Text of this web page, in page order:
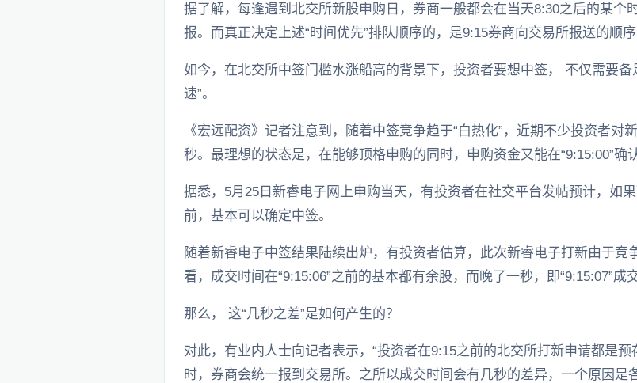
据了解，每逢遇到北交所新股申购日，券商一般都会在当天8:30之后的某个
报。而真正决定上述“时间优先”排队顺序的，是9:15券商向交易所报送的顺序
如今，在北交所中签门槛水涨船高的背景下，投资者要想中签， 不仅需要
速”。
《宏远配资》记者注意到，随着中签竞争趋于“白热化”，近期不少投资者对
秒。最理想的状态是，在能够顶格申购的同时，申购资金又能在“9:15:00”确
据悉，5月25日新睿电子网上申购当天，有投资者在社交平台发帖预计，如
前，基本可以确定中签。
随着新睿电子中签结果陆续出炉，有投资者估算，此次新睿电子打新由于竞
看，成交时间在“9:15:06”之前的基本都有余股，而晚了一秒，即“9:15:07”成
那么， 这“几秒之差”是如何产生的？
对此，有业内人士向记者表示，“投资者在9:15之前的北交所打新申请都是
时，券商会统一报到交易所。之所以成交时间会有几秒的差异，一个原因是